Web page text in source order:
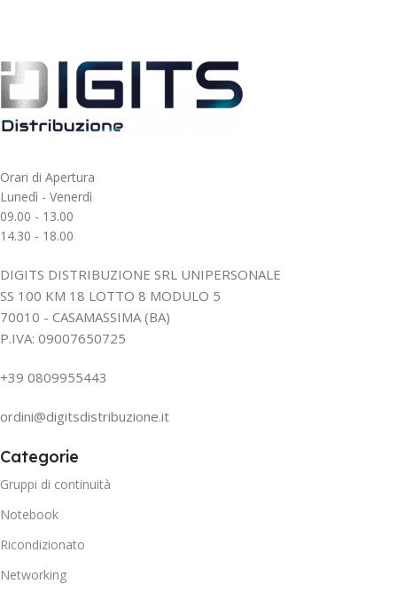
Orari di Apertura
Lunedì - Venerdì
09.00 - 13.00
14.30 - 18.00
DIGITS DISTRIBUZIONE SRL UNIPERSONALE
SS 100 KM 18 LOTTO 8 MODULO 5
70010 - CASAMASSIMA (BA)
P.IVA: 09007650725
+39 0809955443
ordini@digitsdistribuzione.it
Categorie
Gruppi di continuità
Notebook
Ricondizionato
Networking